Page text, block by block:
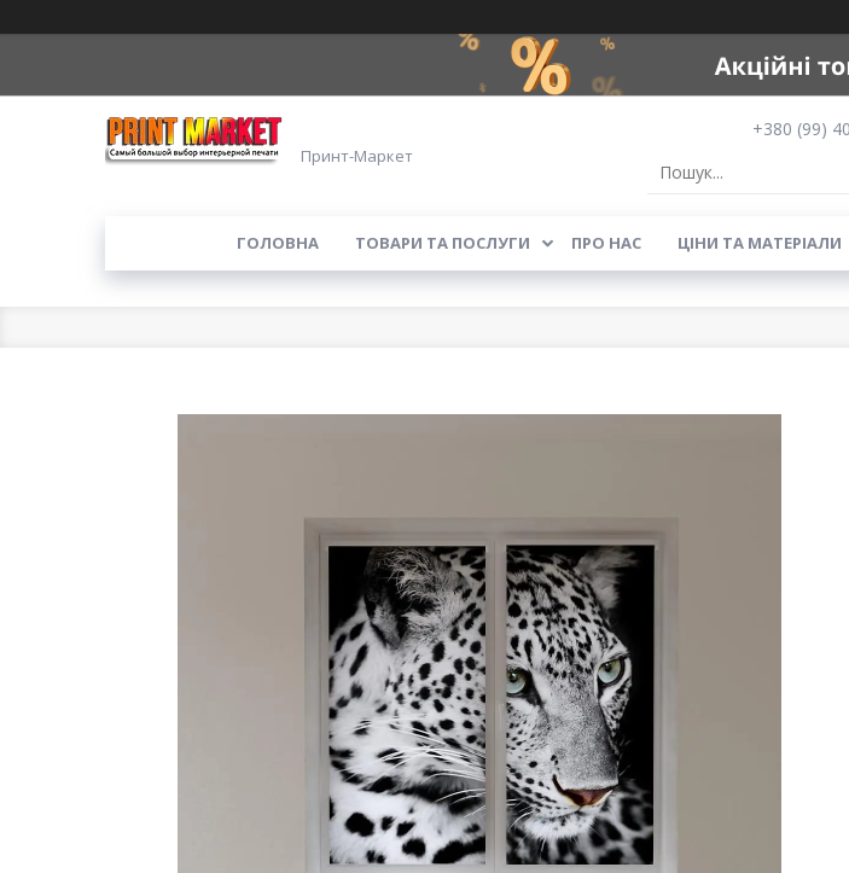
Принт-Маркет
+380 (99)
ГОЛОВНА ТОВАРИ ТА ПОСЛУГИ ПРО НАС ЦІНИ ТА МАТЕРІАЛИ